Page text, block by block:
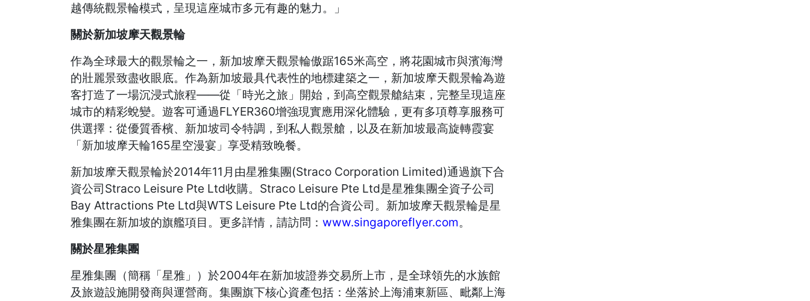
越傳統觀景輪模式，呈現這座城市多元有趣的魅力。」
關於新加坡摩天觀景輪
作為全球最大的觀景輪之一，新加坡摩天觀景輪傲踞165米高空，將花園城市與濱海灣
的壯麗景致盡收眼底。作為新加坡最具代表性的地標建築之一，新加坡摩天觀景輪為遊
客打造了一場沉浸式旅程——從「時光之旅」開始，到高空觀景艙結束，完整呈現這座
城市的精彩蛻變。遊客可通過FLYER360增強現實應用深化體驗，更有多項尊享服務可
供選擇：從優質香檳、新加坡司令特調，到私人觀景艙，以及在新加坡最高旋轉霞宴
「新加坡摩天輪165星空漫宴」享受精致晚餐。
新加坡摩天觀景輪於2014年11月由星雅集團(Straco Corporation Limited)通過旗下合
資公司Straco Leisure Pte Ltd收購。Straco Leisure Pte Ltd是星雅集團全資子公司
Bay Attractions Pte Ltd與WTS Leisure Pte Ltd的合資公司。新加坡摩天觀景輪是星
雅集團在新加坡的旗艦項目。更多詳情，請訪問： www.singaporeflyer.com。
關於星雅集團
星雅集團（簡稱「星雅」）於2004年在新加坡證券交易所上市，是全球領先的水族館
及旅遊設施開發商與運營商。集團旗下核心資產包括：坐落於上海浦東新區、毗鄰上海